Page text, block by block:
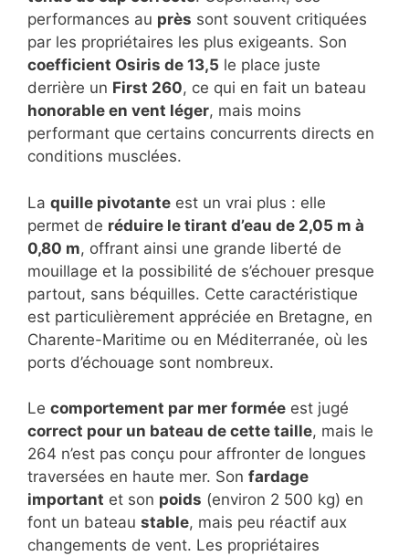
performances au près sont souvent critiquées
par les propriétaires les plus exigeants. Son
coefficient Osiris de 13,5 le place juste
derrière un First 260, ce qui en fait un bateau
honorable en vent léger, mais moins
performant que certains concurrents directs en
conditions musclées.
La quille pivotante est un vrai plus : elle
permet de réduire le tirant d’eau de 2,05 m à
0,80 m, offrant ainsi une grande liberté de
mouillage et la possibilité de s’échouer presque
partout, sans béquilles. Cette caractéristique
est particulièrement appréciée en Bretagne, en
Charente-Maritime ou en Méditerranée, où les
ports d’échouage sont nombreux.
Le comportement par mer formée est jugé
correct pour un bateau de cette taille, mais le
264 n’est pas conçu pour affronter de longues
traversées en haute mer. Son fardage
important et son poids (environ 2 500 kg) en
font un bateau stable, mais peu réactif aux
changements de vent. Les propriétaires